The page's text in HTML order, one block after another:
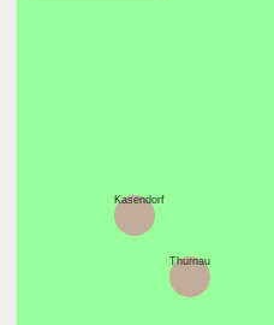
Kasendorf
Thurnau